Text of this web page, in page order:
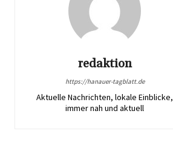
redaktion
https://hanauer-tagblatt.de
Aktuelle Nachrichten, lokale Einblicke,
immer nah und aktuell